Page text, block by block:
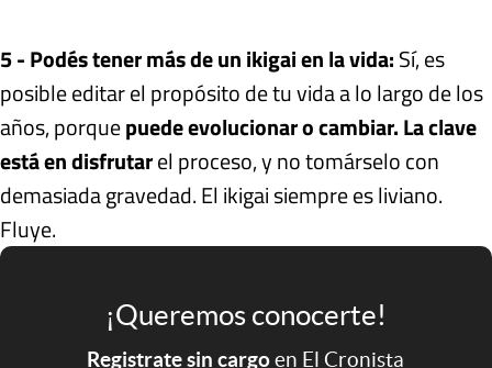
5 - Podés tener más de un ikigai en la vida:Sí, es
posible editar el propósito de tu vida a lo largo de los
años, porquepuede evolucionar o cambiar. La clave
está en disfrutarel proceso, y no tomárselo con
demasiada gravedad. El ikigai siempre es liviano.
Fluye.
¡Queremos conocerte!
Registrate sin cargoen El Cronista